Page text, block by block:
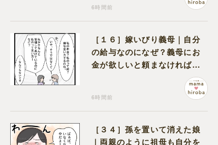
6時間前
［１６］嫁いびり義母｜自分
の給与なのになぜ？義母にお
金が欲しいと頼まなければな
6時間前
［３４］孫を置いて消えた娘
｜両親のように祖母も自分を